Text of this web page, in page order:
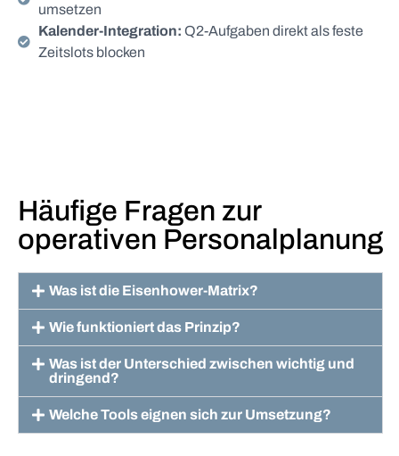
umsetzen
Kalender-Integration: Q2-Aufgaben direkt als feste
Zeitslots blocken
Häufige Fragen zur
operativen Personalplanung
Was ist die Eisenhower-Matrix?
Wie funktioniert das Prinzip?
Was ist der Unterschied zwischen wichtig und
dringend?
Welche Tools eignen sich zur Umsetzung?